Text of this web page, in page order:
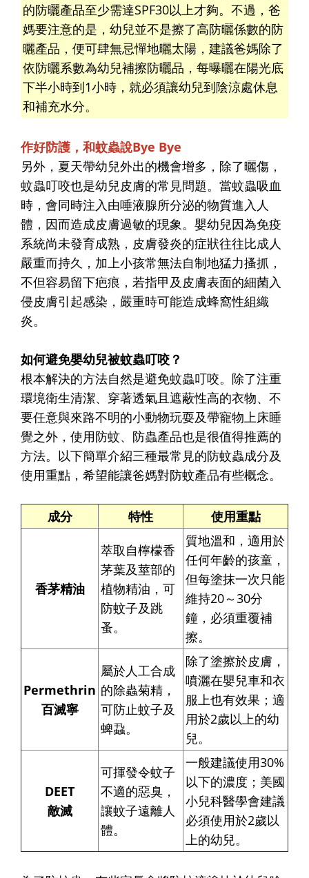
的防曬產品至少需達SPF30以上才夠。不過，爸
媽要注意的是，幼兒並不是擦了高防曬係數的防
曬產品，便可肆無忌憚地曬太陽，建議爸媽除了
依防曬系數為幼兒補擦防曬品，每曝曬在陽光底
下半小時到1小時，就必須讓幼兒到陰涼處休息
和補充水分。
作好防護，和蚊蟲說Bye Bye
另外，夏天帶幼兒外出的機會增多，除了曬傷，
蚊蟲叮咬也是幼兒皮膚的常見問題。當蚊蟲吸血
時，會同時注入由唾液腺所分泌的物質進入人
體，因而造成皮膚過敏的現象。嬰幼兒因為免疫
系統尚未發育成熟，皮膚發炎的症狀往往比成人
嚴重而持久，加上小孩常無法自制地猛力搔抓，
不但容易留下疤痕，若指甲及皮膚表面的細菌入
侵皮膚引起感染，嚴重時可能造成蜂窩性組織
炎。
如何避免嬰幼兒被蚊蟲叮咬？
根本解決的方法自然是避免蚊蟲叮咬。除了注重
環境衛生清潔、穿著透氣且遮蔽性高的衣物、不
要任意與來路不明的小動物玩耍及帶寵物上床睡
覺之外，使用防蚊、防蟲產品也是很值得推薦的
方法。以下簡單介紹三種最常見的防蚊蟲成分及
使用重點，希望能讓爸媽對防蚊產品有些概念。
成分 特性 使用重點
香茅精油
萃取自檸檬香
茅葉及莖部的
植物精油，可
防蚊子及跳
蚤。
質地溫和，適用於
任何年齡的孩童，
但每塗抹一次只能
維持20～30分
鐘，必須重覆補
擦。
Permethrin
百滅寧
屬於人工合成
的除蟲菊精，
可防止蚊子及
蜱蝨。
除了塗擦於皮膚，
噴灑在嬰兒車和衣
服上也有效果；適
用於2歲以上的幼
兒。
DEET
敵滅
可揮發令蚊子
不適的惡臭，
讓蚊子遠離人
體。
一般建議使用30%
以下的濃度；美國
小兒科醫學會建議
必須使用於2歲以
上的幼兒。